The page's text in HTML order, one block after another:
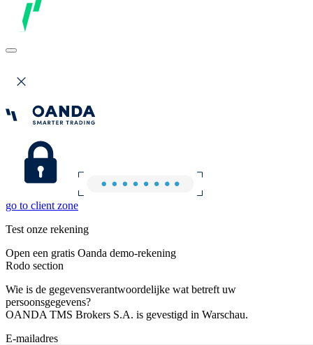
go to client zone
Test onze rekening
Open een gratis Oanda demo-rekening
Rodo section
Wie is de gegevensverantwoordelijke wat betreft uw
persoonsgegevens?
OANDA TMS Brokers S.A. is gevestigd in Warschau.
E-mailadres